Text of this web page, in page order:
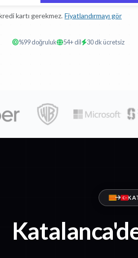
kartı gerekmez. Fiyatlandırmayı gör
%99 doğruluk 54+ dil 30 dk ücretsiz